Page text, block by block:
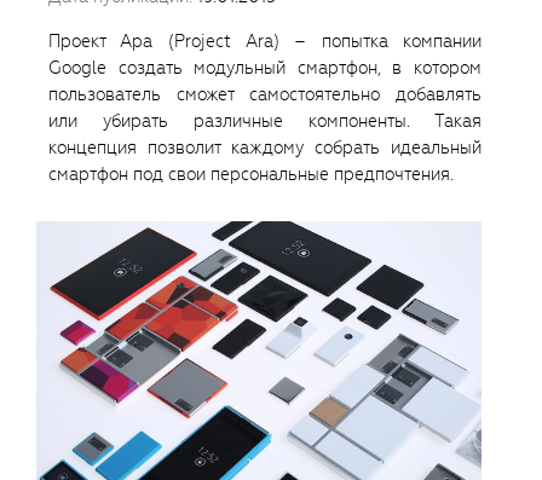
Проект Ара (Project Ara) – попытка компании
Google создать модульный смартфон, в котором
пользователь сможет самостоятельно добавлять
или убирать различные компоненты. Такая
концепция позволит каждому собрать идеальный
смартфон под свои персональные предпочтения.